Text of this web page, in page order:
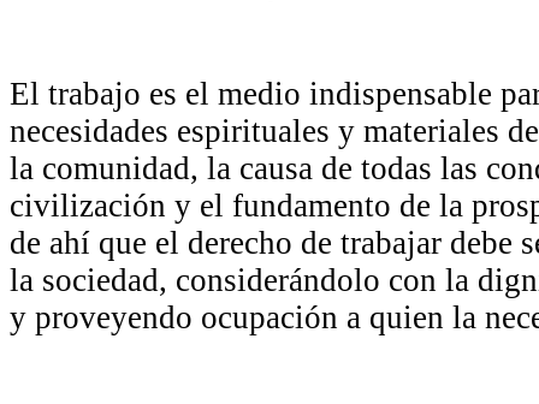
El trabajo es el medio indispensable
necesidades espirituales y materiales
la comunidad, la causa de todas las
civilización y el fundamento de la
de ahí que el derecho de trabajar debe
la sociedad, considerándolo con la
y proveyendo ocupación a quien la